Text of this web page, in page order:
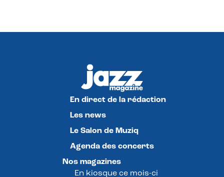
En direct de la rédaction
Les news
Le Salon de Muziq
Agenda des concerts
Nos magazines
En kiosque ce mois-ci